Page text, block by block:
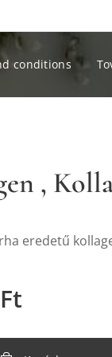
conditions
,
eredetű
Ft